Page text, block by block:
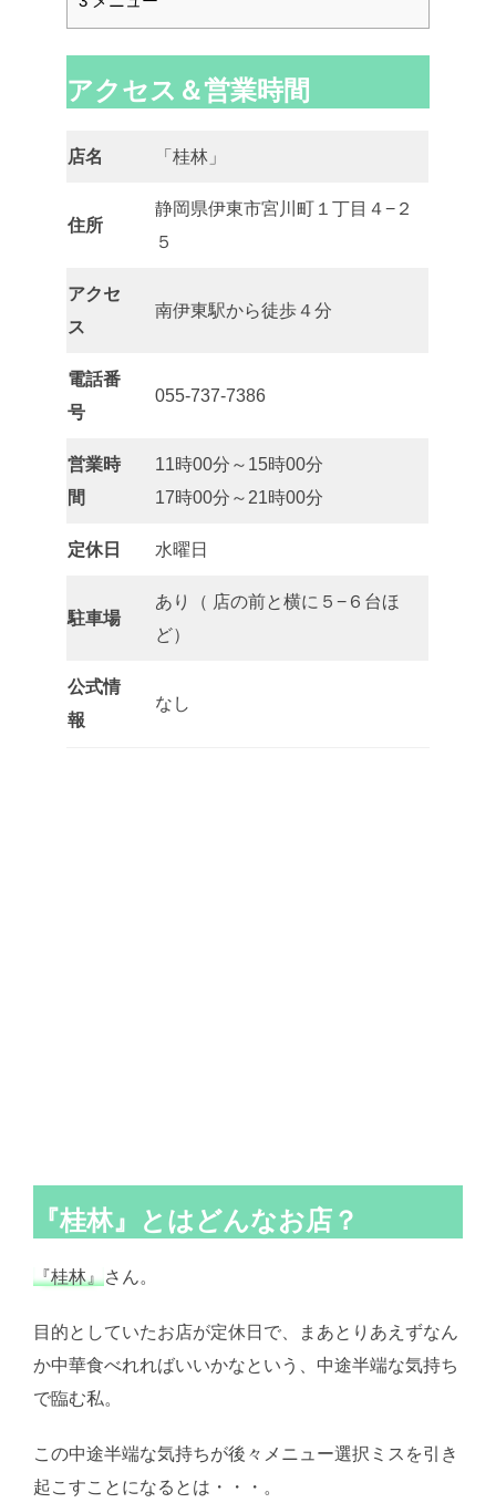
アクセス＆営業時間
店名 「桂林」
住所
静岡県伊東市宮川町１丁目４−２
５
アクセ
ス
南伊東駅から徒歩４分
電話番
号
055-737-7386
営業時
間
11時00分～15時00分
17時00分～21時00分
定休日 水曜日
駐車場
あり（ 店の前と横に５−６台ほ
ど）
公式情
報
なし
『桂林』とはどんなお店？
『桂林』さん。
目的としていたお店が定休日で、まあとりあえずなん
か中華食べれればいいかなという、中途半端な気持ち
で臨む私。
この中途半端な気持ちが後々メニュー選択ミスを引き
起こすことになるとは・・・。